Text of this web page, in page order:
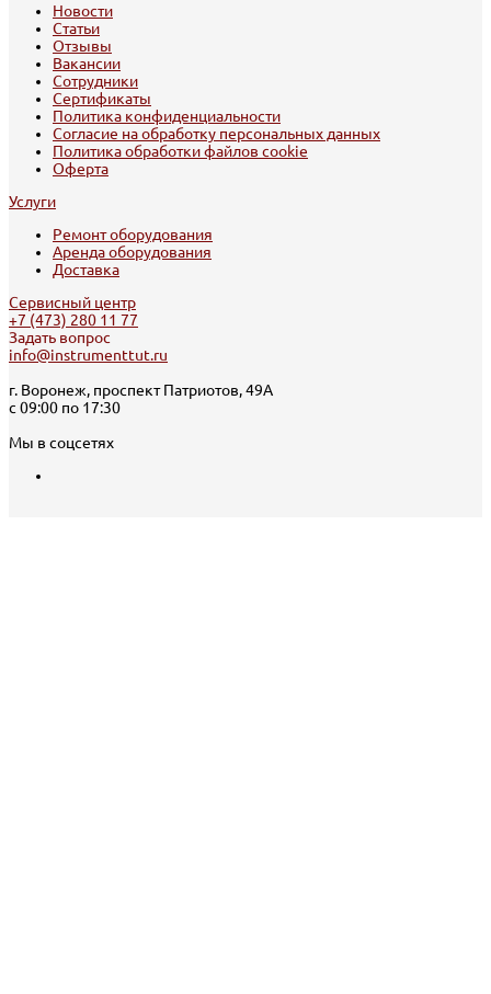
Новости
Статьи
Отзывы
Вакансии
Сотрудники
Сертификаты
Политика конфиденциальности
Согласие на обработку персональных данных
Политика обработки файлов cookie
Оферта
Услуги
Ремонт оборудования
Аренда оборудования
Доставка
Сервисный центр
+7 (473) 280 11 77
Задать вопрос
info@instrumenttut.ru
г. Воронеж, проспект Патриотов, 49А
с 09:00 по 17:30
Мы в соцсетях